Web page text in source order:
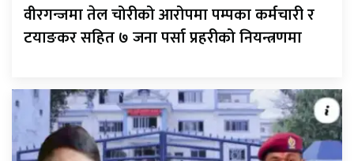
वीरगन्जमा तेल चोरीको आरोपमा पम्पका कर्मचारी र
टयाङकर सहित ७ जना पर्सा प्रहरीको नियन्त्रणमा